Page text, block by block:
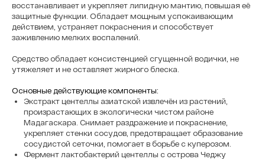
восстанавливает и укрепляет липидную мантию, повышая её
защитные функции. Обладает мощным успокаивающим
действием, устраняет покраснения и способствует
заживлению мелких воспалений.
Средство обладает консистенцией сгущенной водички, не
утяжеляет и не оставляет жирного блеска.
Основные действующие компоненты:
Экстракт центеллы азиатской извлечён из растений,
произрастающих в экологически чистом районе
Мадагаскара. Снимает раздражение и покраснение,
укрепляет стенки сосудов, предотвращает образование
сосудистой сеточки, помогает в борьбе с куперозом.
Фермент лактобактерий центеллы с острова Чеджу